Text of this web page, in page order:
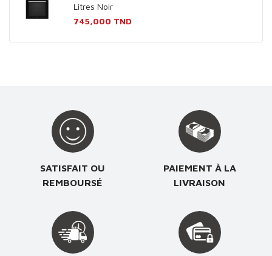
Litres Noir
Prix
745,000 TND
SATISFAIT OU
REMBOURSÉ
PAIEMENT À LA
LIVRAISON